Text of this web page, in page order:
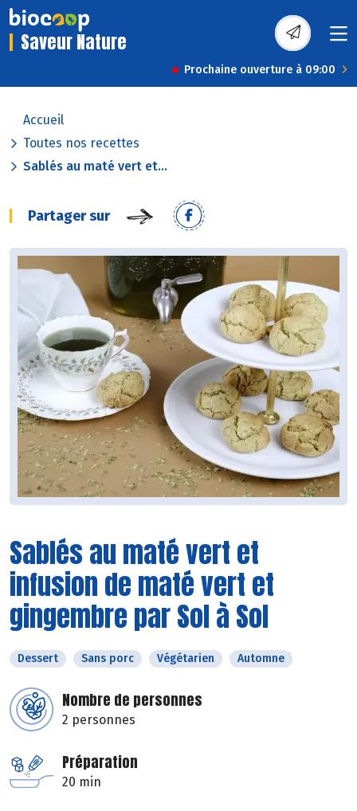
Saveur Nature
Prochaine ouverture à 09:00
Accueil
Toutes nos recettes
Sablés au maté vert et...
Partager sur
Sablés au maté vert et
infusion de maté vert et
gingembre par Sol à Sol
Dessert Sans porc Végétarien Automne
Nombre de personnes
2 personnes
Préparation
20 min